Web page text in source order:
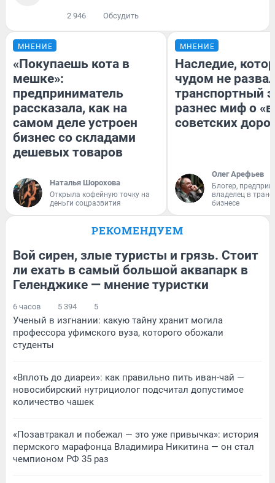
2 946 Обсудить
МНЕНИЕ
«Покупаешь кота в
мешке»:
предприниматель
рассказала, как на
самом деле устроен
бизнес со складами
дешевых товаров
Наталья Шорохова
Открыла кофейную точку на
деньги соцразвития
МНЕНИЕ
Наследие,
чудом не
транспортный
разнес миф о
советских
Олег Арефьев
Блогер,
владелец в
бизнесе
РЕКОМЕНДУЕМ
Вой сирен, злые туристы и грязь. Стоит
ли ехать в самый большой аквапарк в
Геленджике — мнение туристки
6 часов 5 394 5
Ученый в изгнании: какую тайну хранит могила
профессора уфимского вуза, которого обожали
студенты
«Вплоть до диареи»: как правильно пить иван-чай —
новосибирский нутрициолог подсчитал допустимое
количество чашек
«Позавтракал и побежал — это уже привычка»: история
пермского марафонца Владимира Никитина — он стал
чемпионом РФ 35 раз